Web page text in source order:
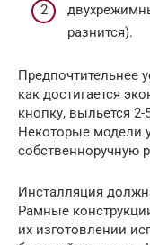
разнится).
Предпочтительнее
как достигается
кнопку, выльется
Некоторые модели
собственноручную
Инсталляция
Рамные
их изготовлении